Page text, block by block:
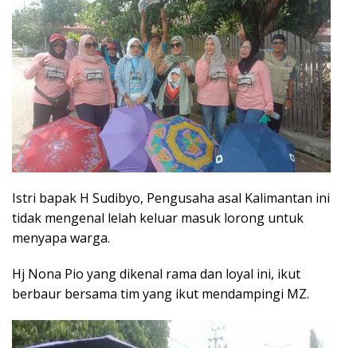
Istri bapak H Sudibyo, Pengusaha asal Kalimantan ini
tidak mengenal lelah keluar masuk lorong untuk
menyapa warga.
Hj Nona Pio yang dikenal rama dan loyal ini, ikut
berbaur bersama tim yang ikut mendampingi MZ.